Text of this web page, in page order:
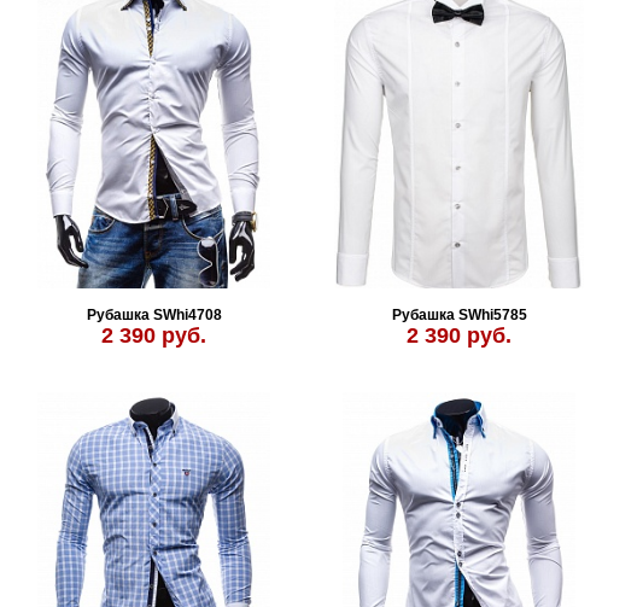
Рубашка SWhi4708
2 390 руб.
Рубашка SWhi5785
2 390 руб.